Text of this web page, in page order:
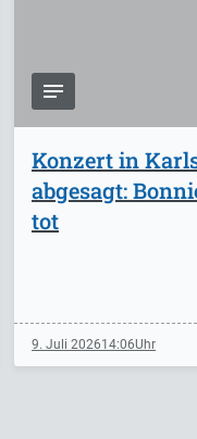
Konzert in
abgesagt:
tot
9. Juli 202614:06